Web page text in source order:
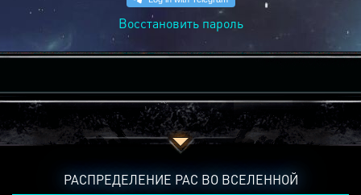
Восстановить пароль
РАСПРЕДЕЛЕНИЕ РАС ВО ВСЕЛЕННОЙ